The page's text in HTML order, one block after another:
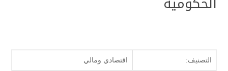
التصنيف: اقتصادي ومالي